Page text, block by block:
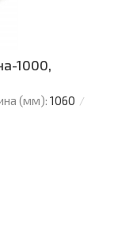
1000,
(мм): 1060